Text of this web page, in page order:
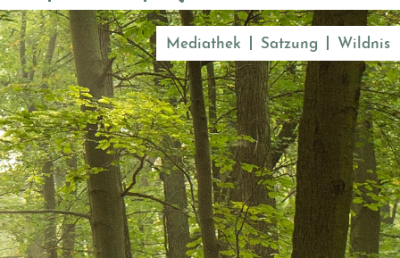
Mediathek Satzung Wildnis